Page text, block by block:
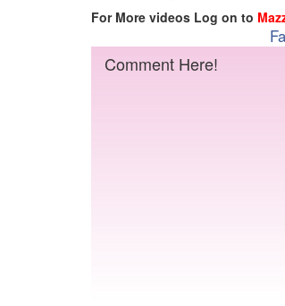
For More videos Log on to
Comment Here!